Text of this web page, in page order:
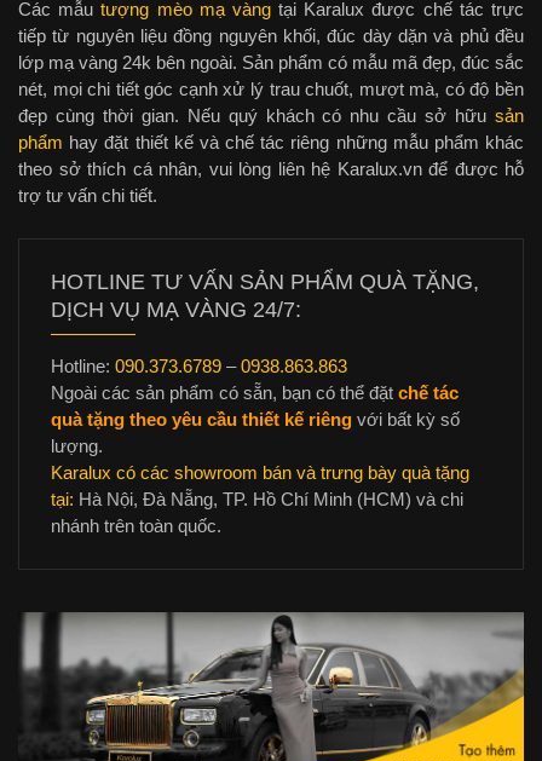
Các mẫutượng mèo mạ vàngtại Karalux được chế tác trực
tiếp từ nguyên liệu đồng nguyên khối, đúc dày dặn và phủ đều
lớp mạ vàng 24k bên ngoài. Sản phẩm có mẫu mã đẹp, đúc sắc
nét, mọi chi tiết góc cạnh xử lý trau chuốt, mượt mà, có độ bền
đẹp cùng thời gian. Nếu quý khách có nhu cầu sở hữu sản
phẩm hay đặt thiết kế và chế tác riêng những mẫu phẩm khác
theo sở thích cá nhân, vui lòng liên hệ Karalux.vn để được hỗ
trợ tư vấn chi tiết.
HOTLINE TƯ VẤN SẢN PHẨM QUÀ TẶNG,
DỊCH VỤ MẠ VÀNG 24/7:
Hotline: 090.373.6789 –0938.863.863
Ngoài các sản phẩm có sẵn, bạn có thể đặt chế tác
quà tặng theo yêu cầu thiết kế riêng với bất kỳ số
lượng.
Karalux có các showroom bán và trưng bày quà tặng
tại: Hà Nội, Đà Nẵng, TP. Hồ Chí Minh (HCM) và chi
nhánh trên toàn quốc.